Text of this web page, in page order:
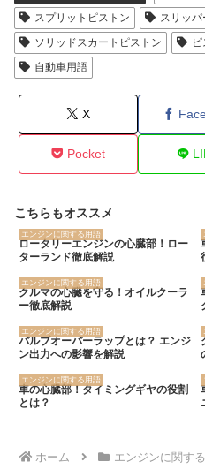
スプリットピストン
スリッ
ソリッドスカートピストン
自動車用語
X
Pocket
こちらもオススメ
エンジンに関する用語
ロータリーエンジンの心臓部！ロー
ターランド徹底解説
エンジンに関する用語
クルマの心臓を守る！オイルクーラ
ー徹底解説
エンジンに関する用語
バルブオーバーラップとは？ エンジ
ン出力への影響を解説
エンジンに関する用語
車の心臓部！タイミングギヤの役割
とは？
ホーム エンジンに関す